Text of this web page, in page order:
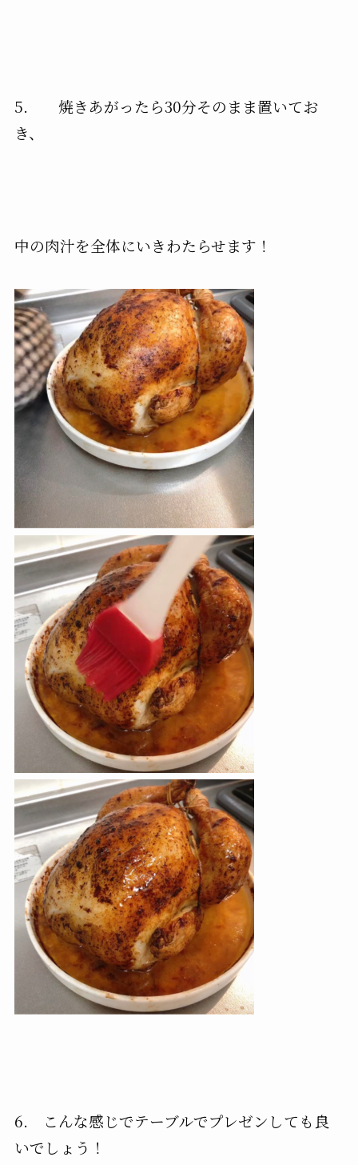
5. 焼きあがったら30分そのまま置いてお
き、
中の肉汁を全体にいきわたらせます！
6. こんな感じでテーブルでプレゼンしても良
いでしょう！